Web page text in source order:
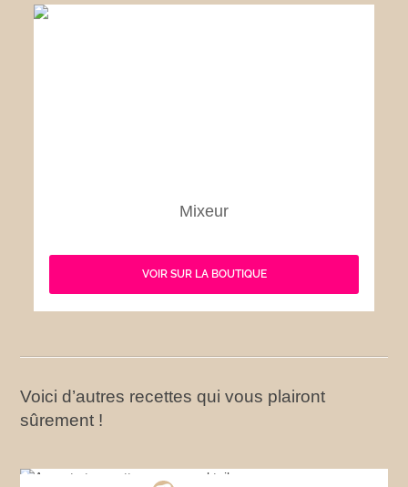
Mixeur
VOIR SUR LA BOUTIQUE
Voici d’autres recettes qui vous plairont
sûrement !